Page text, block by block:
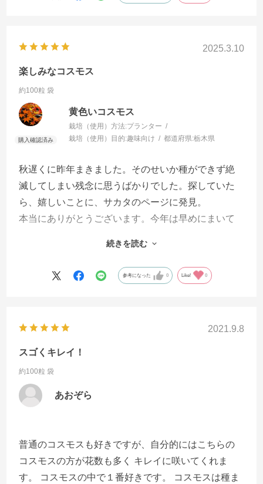
2025.3.10
楽しみなコスモス
約100粒 袋
黄色いコスモス
栽培（使用）方法:プランター
栽培（使用）目的:趣味向け 都道府県:栃木県
秋遅くに昨年まきました。そのせいか種ができず絶
滅してしまい残念に思うばかりでした。探していた
ら、嬉しいことに、サカタのページに発見。
本当にありがとうございます。今年は早めにまいて
続きを読む
参考になった 0 Like! 0
2021.9.8
スゴくキレイ！
約100粒 袋
あおぞら
普通のコスモスも好きですが、自分的にはこちらの
コスモスの方が花数も多く キレイに咲いてくれま
す。 コスモスの中で１番好きです。 コスモスは種ま